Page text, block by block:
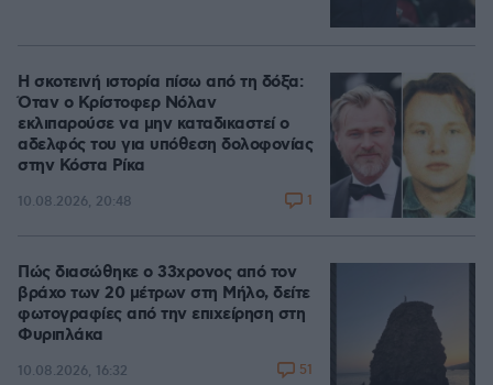
Η σκοτεινή ιστορία πίσω από τη δόξα:
Όταν ο Κρίστοφερ Νόλαν
εκλιπαρούσε να μην καταδικαστεί ο
αδελφός του για υπόθεση δολοφονίας
στην Κόστα Ρίκα
10.08.2026, 20:48 1
Πώς διασώθηκε ο 33χρονος από τον
βράχο των 20 μέτρων στη Μήλο, δείτε
φωτογραφίες από την επιχείρηση στη
Φυριπλάκα
10.08.2026, 16:32 51